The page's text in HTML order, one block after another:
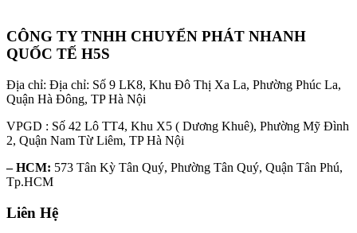
CÔNG TY TNHH CHUYỂN PHÁT NHANH
QUỐC TẾ H5S
Địa chỉ: Địa chỉ: Số 9 LK8, Khu Đô Thị Xa La, Phường Phúc La,
Quận Hà Đông, TP Hà Nội
VPGD : Số 42 Lô TT4, Khu X5 ( Dương Khuê), Phường Mỹ Đình
2, Quận Nam Từ Liêm, TP Hà Nội
– HCM: 573 Tân Kỳ Tân Quý, Phường Tân Quý, Quận Tân Phú,
Tp.HCM
Liên Hệ